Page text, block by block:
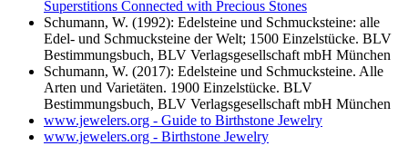
Superstitions Connected with Precious Stones
Schumann, W. (1992): Edelsteine und Schmucksteine: alle
Edel- und Schmucksteine der Welt; 1500 Einzelstücke. BLV
Bestimmungsbuch, BLV Verlagsgesellschaft mbH München
Schumann, W. (2017): Edelsteine und Schmucksteine. Alle
Arten und Varietäten. 1900 Einzelstücke. BLV
Bestimmungsbuch, BLV Verlagsgesellschaft mbH München
www.jewelers.org - Guide to Birthstone Jewelry
www.jewelers.org - Birthstone Jewelry